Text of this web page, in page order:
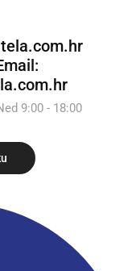
9:00 - 18:00